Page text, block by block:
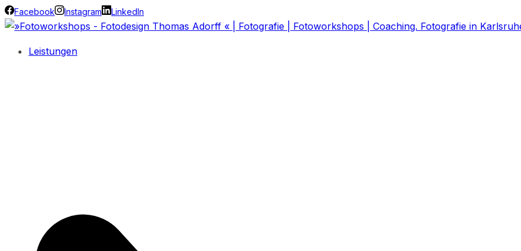
Facebook Instagram LinkedIn
Leistungen